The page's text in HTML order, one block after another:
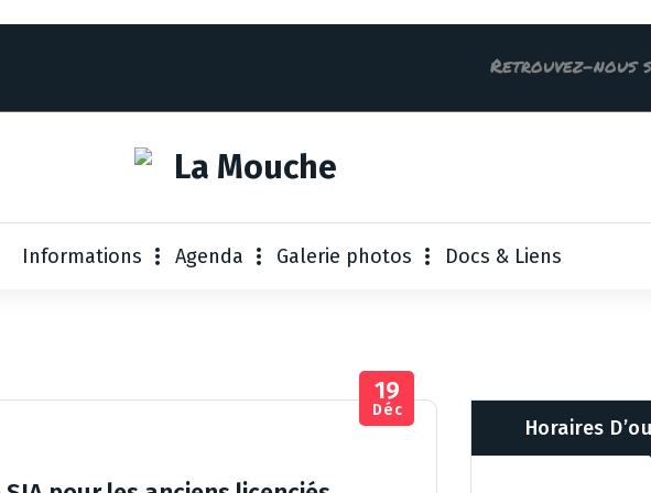
Retrouvez-nous
Informations Agenda Galerie photos Docs & Liens
19
Déc
Horaires